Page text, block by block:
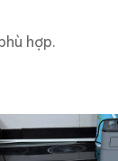
hợp.